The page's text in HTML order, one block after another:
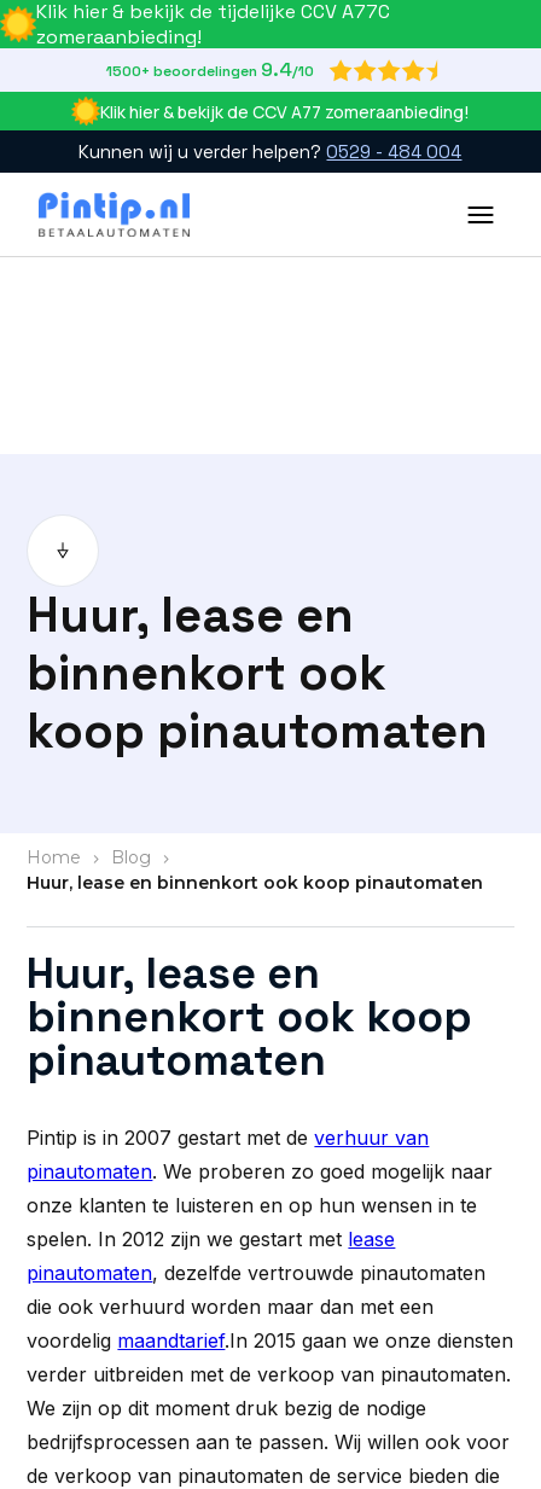
Klik hier & bekijk de tijdelijke CCV A77C
zomeraanbieding!
1500+ beoordelingen 9.4/10 
Klik hier & bekijk de CCV A77 zomeraanbieding!
Kunnen wij u verder helpen?0529 - 484 004
Huur, lease en
binnenkort ook
koop pinautomaten
Home > Blog >
Huur, lease en binnenkort ook koop pinautomaten
Huur, lease en
binnenkort ook koop
pinautomaten
Pintip is in 2007 gestart met deverhuur van
pinautomaten. We proberen zo goed mogelijk naar
onze klanten te luisteren en op hun wensen in te
spelen. In 2012 zijn we gestart met lease
pinautomaten, dezelfde vertrouwde pinautomaten
die ook verhuurd worden maar dan met een
voordelig maandtarief.In 2015 gaan we onze diensten
verder uitbreiden met de verkoop van pinautomaten.
We zijn op dit moment druk bezig de nodige
bedrijfsprocessen aan te passen. Wij willen ook voor
de verkoop van pinautomaten de service bieden die